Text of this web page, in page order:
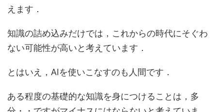
えます．
知識の詰め込みだけでは，これからの時代にそぐわ
ない可能性が高いと考えています．
とはいえ，AIを使いこなすのも人間です．
ある程度の基礎的な知識を身につけることは，多